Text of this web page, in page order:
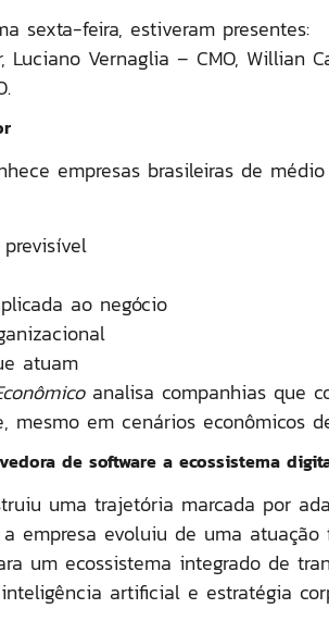
sexta-feira, estiveram presentes:
Luciano Vernaglia – CMO, Willian
empresas brasileiras de
ao negócio
atuam
analisa companhias que
mesmo em cenários econômicos
de software a ecossistema
uma trajetória marcada por
empresa evoluiu de uma atuação
um ecossistema integrado de
artificial e estratégia